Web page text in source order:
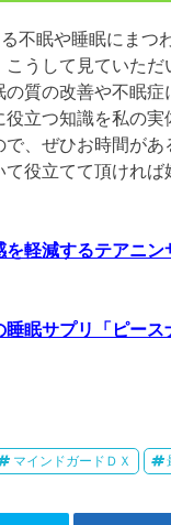
不眠や睡眠にまつ
こうして見ていただ
質の改善や不眠症
役立つ知識を私の実
、ぜひお時間があ
役立てて頂ければ
を軽減するテアニン
睡眠サプリ「ピース
マインドガードＤＸ